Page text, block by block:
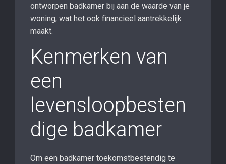
ontworpen badkamer bij aan de waarde van je
woning, wat het ook financieel aantrekkelijk
maakt.
Kenmerken van
een
levensloopbesten
dige badkamer
Om een badkamer toekomstbestendig te